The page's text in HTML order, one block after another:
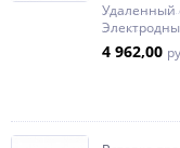
Удаленный
4 962,00